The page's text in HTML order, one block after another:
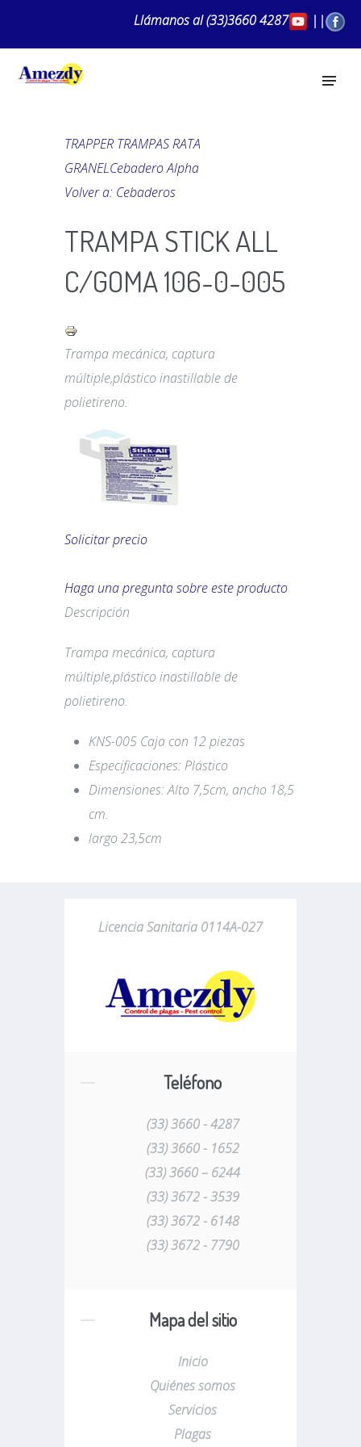
Llámanos al(33)3660 4287 ||
TRAPPER TRAMPAS RATA
GRANELCebadero Alpha
Volver a: Cebaderos
TRAMPA STICK ALL
C/GOMA 106-0-005
Trampa mecánica, captura
múltiple,plástico inastillable de
polietireno.
Solicitar precio
Haga una pregunta sobre este producto
Descripción
Trampa mecánica, captura
múltiple,plástico inastillable de
polietireno.
KNS-005 Caja con 12 piezas
Especificaciones: Plástico
Dimensiones: Alto 7,5cm, ancho 18,5
cm.
largo 23,5cm
Licencia Sanitaria 0114A-027
Teléfono
(33) 3660 - 4287
(33) 3660 - 1652
(33) 3660 – 6244
(33) 3672 - 3539
(33) 3672 - 6148
(33) 3672 - 7790
Mapa del sitio
Inicio
Quiénes somos
Servicios
Plagas